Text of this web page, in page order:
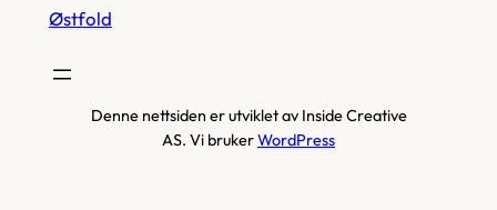
Østfold
Denne nettsiden er utviklet av Inside Creative
AS. Vi brukerWordPress